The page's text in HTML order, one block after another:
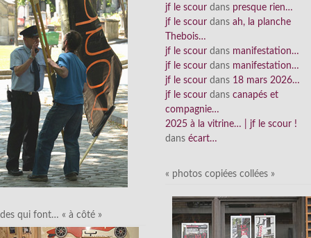
des qui font… « à côté »
jf le scour dans presque rien…
jf le scour dans ah, la planche
Thebois…
jf le scour dans manifestation…
jf le scour dans manifestation…
jf le scour dans 18 mars 2026…
jf le scour dans canapés et
compagnie…
2025 à la vitrine… | jf le scour !
dans écart…
« photos copiées collées »